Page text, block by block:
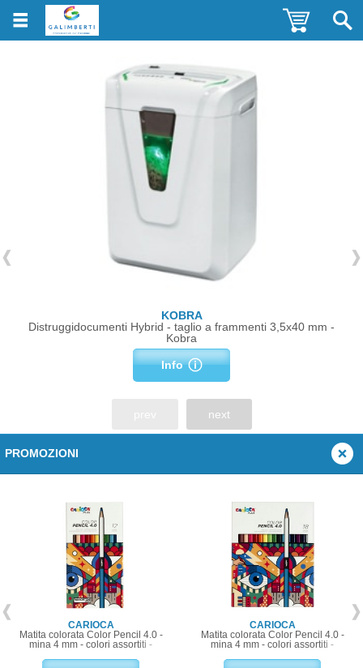
KOBRA
Distruggidocumenti Hybrid - taglio a frammenti 3,5x40 mm -
Kobra
Info
next
PROMOZIONI
CARIOCA
Matita colorata Color Pencil 4.0 -
mina 4 mm - colori assortiti -
CARIOCA
Matita colorata Color Pencil 4.0 -
mina 4 mm - colori assortiti -